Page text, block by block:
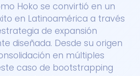
Hoko se convirtió en un
en Latinoamérica a través
de expansión
diseñada. Desde su origen
en múltiples
caso de bootstrapping